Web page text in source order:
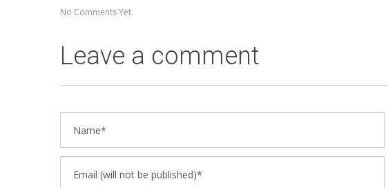
No Comments Yet.
Leave a comment